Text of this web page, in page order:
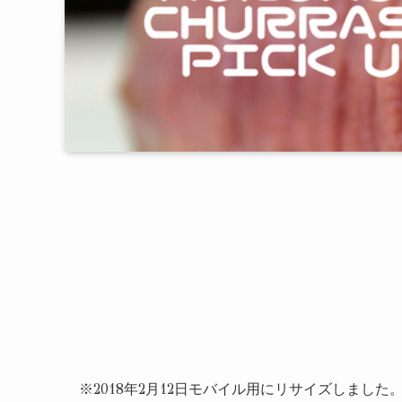
※2018年2月12日モバイル用にリサイズしました